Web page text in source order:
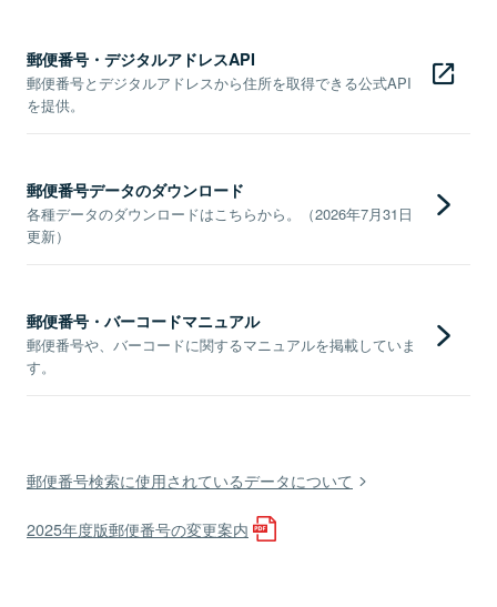
郵便番号・デジタルアドレスAPI
郵便番号とデジタルアドレスから住所を取得できる公式API
を提供。
郵便番号データのダウンロード
各種データのダウンロードはこちらから。（2026年7月31日
更新）
郵便番号・バーコードマニュアル
郵便番号や、バーコードに関するマニュアルを掲載していま
す。
郵便番号検索に使用されているデータについて
2025年度版郵便番号の変更案内